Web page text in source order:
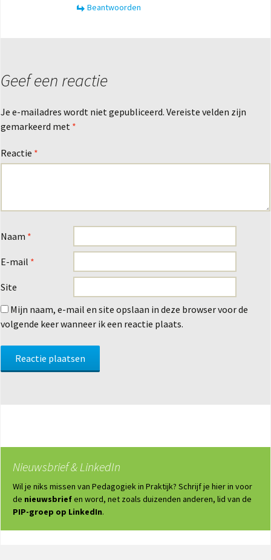
Beantwoorden
Geef een reactie
Je e-mailadres wordt niet gepubliceerd. Vereiste velden zijn
gemarkeerd met *
Reactie *
Naam *
E-mail *
Site
Mijn naam, e-mail en site opslaan in deze browser voor de
volgende keer wanneer ik een reactie plaats.
Nieuwsbrief & LinkedIn
Wil je niks missen van Pedagogiek in Praktijk? Schrijf je hier in voor
de nieuwsbriefen word, net zoals duizenden anderen, lid van de
PIP-groep op LinkedIn.